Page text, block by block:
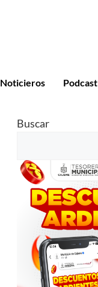
Noticieros Podcast
Buscar